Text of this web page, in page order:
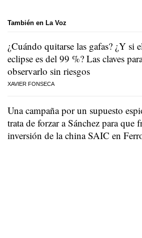
También en La Voz
¿Cuándo quitarse las gafas? ¿Y si
eclipse es del 99 %? Las claves
observarlo sin riesgos
XAVIER FONSECA
Una campaña por un supuesto
trata de forzar a Sánchez para que
inversión de la china SAIC en